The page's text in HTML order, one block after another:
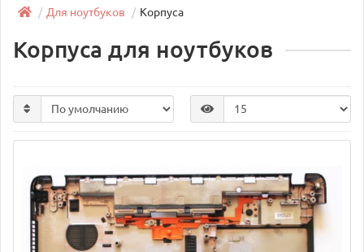
Для ноутбуков Корпуса
Корпуса для ноутбуков